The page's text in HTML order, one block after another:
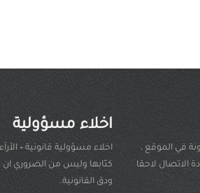
في الموقع ،
الاتصال لاحقا
اخلاء مسؤولية
اخلاء مسؤولية قانونية –
كتّابها وليس من الضروري
ودق القانونية.